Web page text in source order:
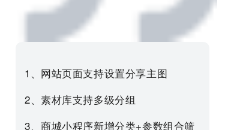
1、网站页面支持设置分享主图
2、素材库支持多级分组
3、商城小程序新增分类+参数组合筛